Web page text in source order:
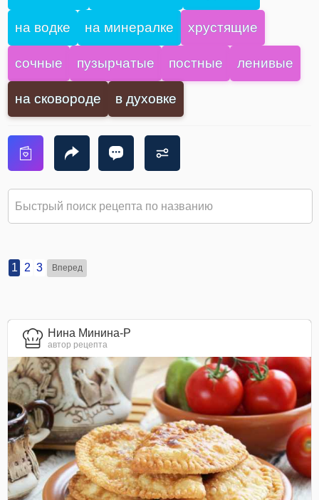
на водке на минералке хрустящие
сочные пузырчатые постные ленивые
на сковороде в духовке
1 2 3 Вперед
Нина Минина-Р
автор рецепта